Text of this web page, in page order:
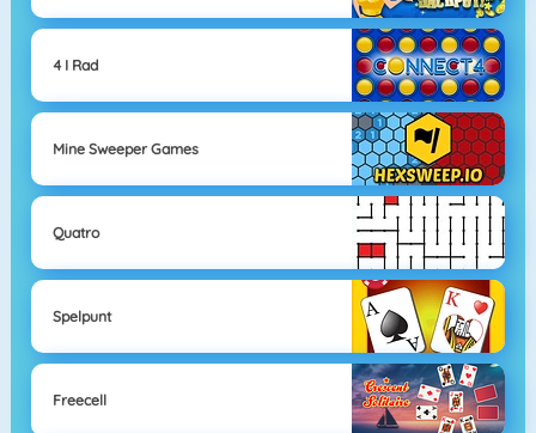
4 I Rad
Mine Sweeper Games
Quatro
Spelpunt
Freecell